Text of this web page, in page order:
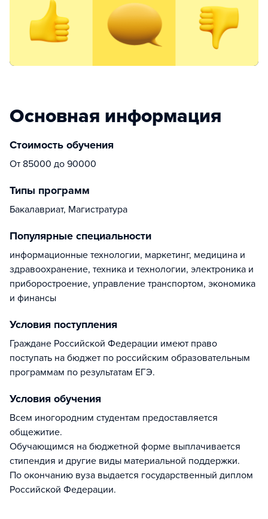
Основная информация
Стоимость обучения
От 85000 до 90000
Типы программ
Бакалавриат, Магистратура
Популярные специальности
информационные технологии, маркетинг, медицина и
здравоохранение, техника и технологии, электроника и
приборостроение, управление транспортом, экономика
и финансы
Условия поступления
Граждане Российской Федерации имеют право
поступать на бюджет по российским образовательным
программам по результатам ЕГЭ.
Условия обучения
Всем иногородним студентам предоставляется
общежитие.
Обучающимся на бюджетной форме выплачивается
стипендия и другие виды материальной поддержки.
По окончанию вуза выдается государственный диплом
Российской Федерации.